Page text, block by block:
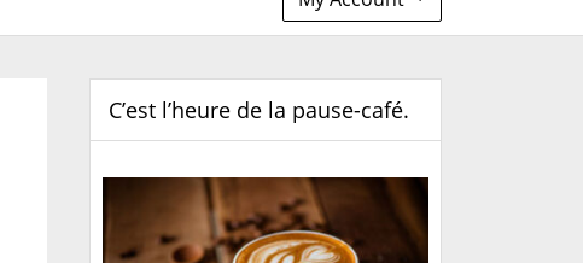
C’est l’heure de la pause-café.